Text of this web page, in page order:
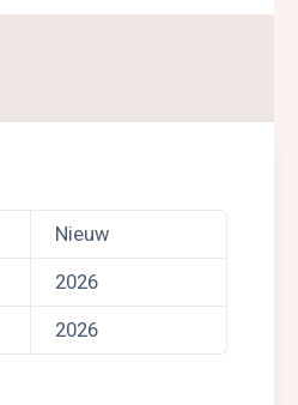
Nieuw
2026
2026